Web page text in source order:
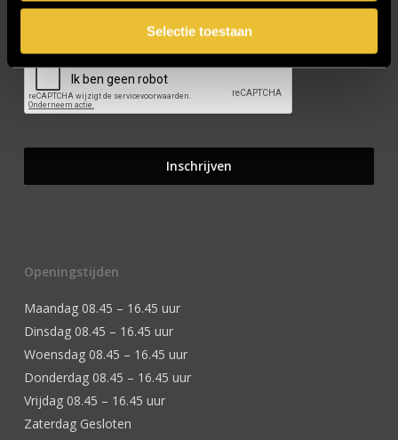
Selectie toestaan
Openingstijden
Maandag 08.45 – 16.45 uur
Dinsdag 08.45 – 16.45 uur
Woensdag 08.45 – 16.45 uur
Donderdag 08.45 – 16.45 uur
Vrijdag 08.45 – 16.45 uur
Zaterdag Gesloten